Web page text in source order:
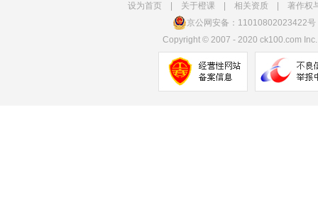
设为首页| 关于橙课| 相关资质
著作权
京公网安备：11010802023422号
Copyright ©2007 - 2020 ck100.com